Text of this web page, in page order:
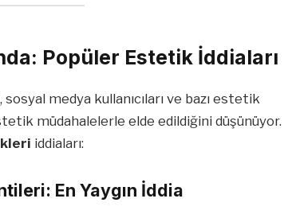
Popüler Estetik İddiaları
medya kullanıcıları ve bazı estetik
müdahalelerle elde edildiğini düşünüyor.
iddiaları:
En Yaygın İddia